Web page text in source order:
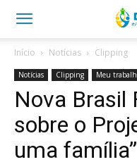
Início Notícias Clipping
Notícias Clipping Meu
Nova Brasil
sobre o
uma família”